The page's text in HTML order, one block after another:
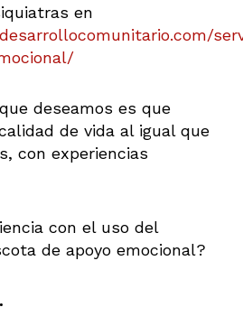
en
deseamos es que
de vida al igual que
con experiencias
con el uso del
de apoyo emocional?